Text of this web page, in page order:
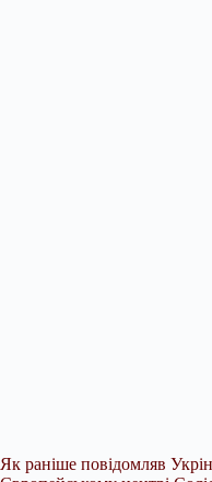
Як раніше повідомляв